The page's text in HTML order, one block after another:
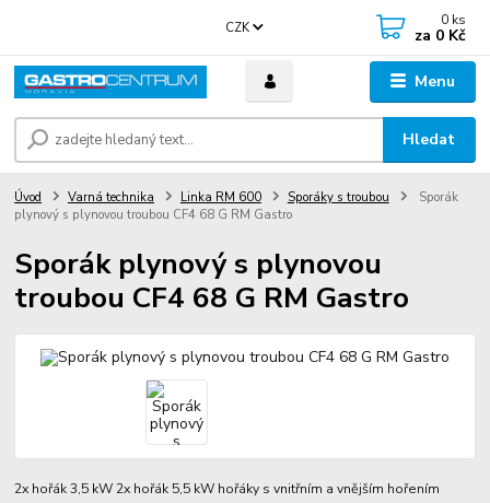
Menu
CZK
Hledat
0 ks
za 0 Kč
Úvod Varná technika Linka RM 600 Sporáky s troubou
Sporák
plynový s plynovou troubou CF4 68 G RM Gastro
Sporák plynový s plynovou
troubou CF4 68 G RM Gastro
2x hořák 3,5 kW 2x hořák 5,5 kW hořáky s vnitřním a vnějším hořením